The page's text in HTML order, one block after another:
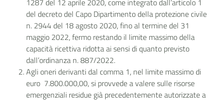
1287 del 12 aprile 2020, come integrato dall’articolo 1
del decreto del Capo Dipartimento della protezione civile
n. 2944 del 18 agosto 2020, fino al termine del 31
maggio 2022, fermo restando il limite massimo della
capacità ricettiva ridotta ai sensi di quanto previsto
dall’ordinanza n. 887/2022.
Agli oneri derivanti dal comma 1, nel limite massimo di
euro 7.800.000,00, si provvede a valere sulle risorse
emergenziali residue già precedentemente autorizzate a